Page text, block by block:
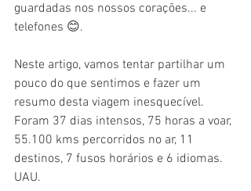
guardadas nos nossos corações... e
telefones 😊.
Neste artigo, vamos tentar partilhar um
pouco do que sentimos e fazer um
resumo desta viagem inesquecível.
Foram 37 dias intensos, 75 horas a voar,
55.100 kms percorridos no ar, 11
destinos, 7 fusos horários e 6 idiomas.
UAU.